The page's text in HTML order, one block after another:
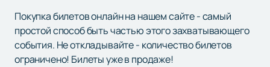
Покупка билетов онлайн на нашем сайте - самый
простой способ быть частью этого захватывающего
события. Не откладывайте - количество билетов
ограничено! Билеты уже в продаже!